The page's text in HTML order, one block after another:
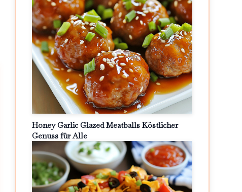
Honey Garlic Glazed Meatballs Köstlicher
Genuss für Alle